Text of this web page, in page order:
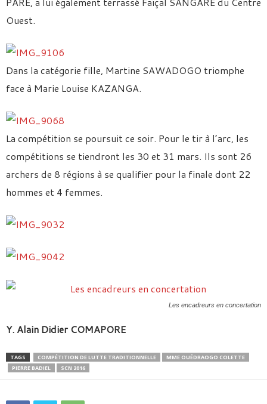
Ouest.
Dans la catégorie fille, Martine SAWADOGO triomphe
face à Marie Louise KAZANGA.
La compétition se poursuit ce soir. Pour le tir à l’arc, les
compétitions se tiendront les 30 et 31 mars. Ils sont 26
archers de 8 régions à se qualifier pour la finale dont 22
hommes et 4 femmes.
Les encadreurs en concertation
Y. Alain Didier COMAPORE
TAGS COMPÉTITION DE LUTTE TRADITIONNELLE
MME OUÉDRAOGO COLETTE
PIERRE BADIEL
SCN 2016